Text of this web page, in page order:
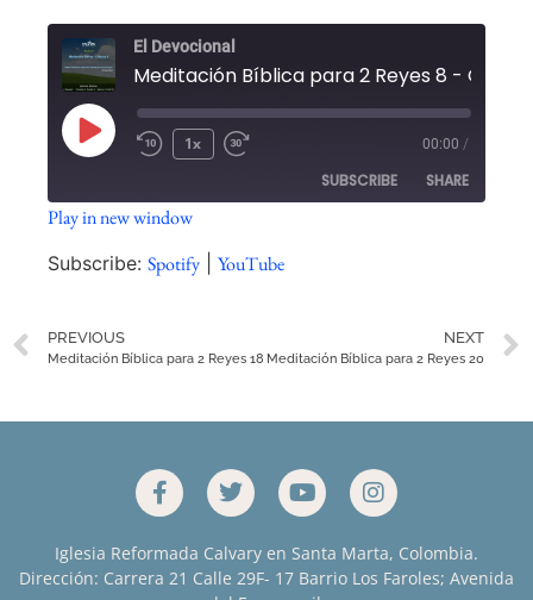
El Devocional
1x 00:00 /
SUBSCRIBE SHARE
SHARE
EMBED
Play in new window
Subscribe: Spotify| YouTube
PREVIOUS
Meditación Bíblica para 2 Reyes 18
NEXT
Meditación Bíblica para 2 Reyes 20
Iglesia Reformada Calvary en Santa Marta, Colombia.
Dirección: Carrera 21 Calle 29F- 17 Barrio Los Faroles; Avenida